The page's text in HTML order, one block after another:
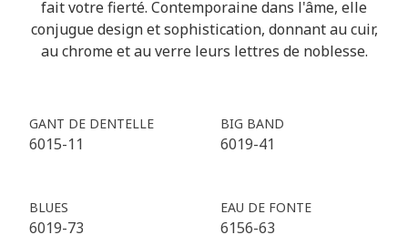
fait votre fierté. Contemporaine dans l'âme, elle
conjugue design et sophistication, donnant au cuir,
au chrome et au verre leurs lettres de noblesse.
GANT DE DENTELLE
6015-11
BIG BAND
6019-41
BLUES
6019-73
EAU DE FONTE
6156-63